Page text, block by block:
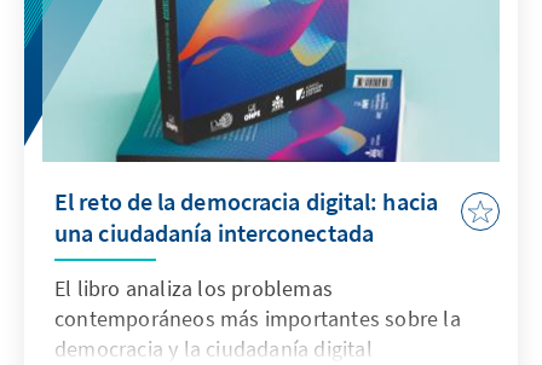
El reto de la democracia digital: hacia
una ciudadanía interconectada
El libro analiza los problemas
contemporáneos más importantes sobre la
democracia y la ciudadanía digital